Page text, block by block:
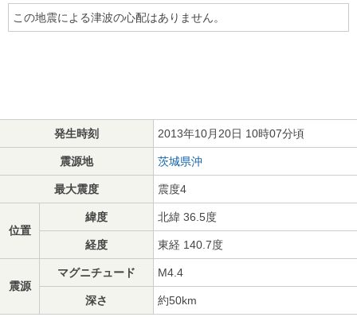
この地震による津波の心配はありません。
発生時刻 2013年10月20日 10時07分頃
震源地 茨城県沖
最大震度 震度4
位置
緯度 北緯 36.5度
経度 東経 140.7度
震源
マグニチュード M4.4
深さ 約50km